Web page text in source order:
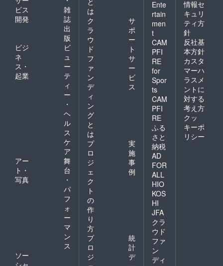
ビス
開発
雑
誌
出
版
ビジ
ネ
ス・
起業
ビ
ュ
ー
テ
ィ
ー
・
ヘ
ル
ス
ケ
ア
アー
ト・
写真
舞
台
・
パ
フ
ォ
ー
マ
ン
ス
ソー
は
ク
ラ
ウ
ド
フ
ァ
ン
デ
ィ
ン
グ
と
は
サ
ポ
ー
ト
サ
ー
ビ
ス
プ
ロ
ジ
ェ
ク
ト
の
作
り
方
実
施
事
例
プ
ロ
ジ
統
計
デ
Ente
rtain
men
t
CAM
PFI
RE
for
Spor
ts
CAM
PFI
RE
ふる
さと
納税
AD
FOR
ALL
HIO
KOS
HI
JFA
クラ
ウド
ファ
ン
ディ
情報セ
キュリ
ティ方
針
反社基
本方針
カスタ
マーハ
ラスメ
ントに
対する
考え方
クッ
キーポ
リシー